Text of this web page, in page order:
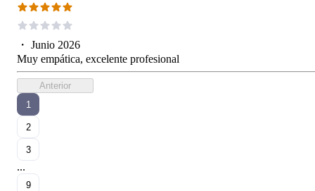
・ Junio 2026
Muy empática, excelente profesional
Anterior
1
2
3
...
9